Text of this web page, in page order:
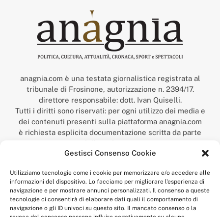
Gestisci Consenso Cookie
Utilizziamo tecnologie come i cookie per memorizzare e/o accedere alle
informazioni del dispositivo. Lo facciamo per migliorare l'esperienza di
navigazione e per mostrare annunci personalizzati. Il consenso a queste
tecnologie ci consentirà di elaborare dati quali il comportamento di
navigazione o gli ID univoci su questo sito. Il mancato consenso o la
anagnia.com è una testata giornalistica registrata al
tribunale di Frosinone, autorizzazione n. 2394/17.
direttore responsabile: dott. Ivan Quiselli.
Tutti i diritti sono riservati: per ogni utilizzo dei media e
dei contenuti presenti sulla piattaforma anagnia.com
è richiesta esplicita documentazione scritta da parte
della redazione.
“Anagnia” è un marchio registrato presso l’Ufficio Italiano
Economico,
num. registrazione: 302017000014044 del 9 febbraio 2017.
Per contatti:redazione@anagnia.com